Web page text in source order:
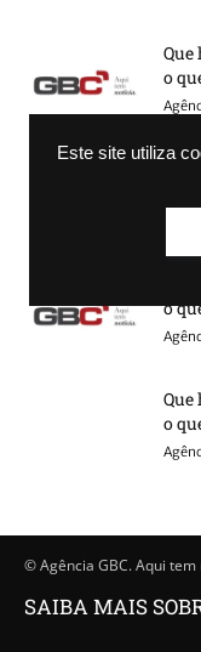
Este site utiliza
Que
o
o
o
Que
o
© Agência GBC. Aqui
SAIBA MAIS